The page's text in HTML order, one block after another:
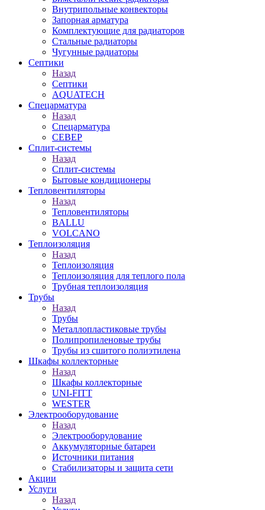
Внутрипольные конвекторы
Запорная арматура
Комплектующие для радиаторов
Стальные радиаторы
Чугунные радиаторы
Септики
Назад
Септики
AQUATECH
Спецарматура
Назад
Спецарматура
СЕВЕР
Сплит-системы
Назад
Сплит-системы
Бытовые кондиционеры
Тепловентиляторы
Назад
Тепловентиляторы
BALLU
VOLCANO
Теплоизоляция
Назад
Теплоизоляция
Теплоизоляция для теплого пола
Трубная теплоизоляция
Трубы
Назад
Трубы
Металлопластиковые трубы
Полипропиленовые трубы
Трубы из сшитого полиэтилена
Шкафы коллекторные
Назад
Шкафы коллекторные
UNI-FITT
WESTER
Электрооборудование
Назад
Электрооборудование
Аккумуляторные батареи
Источники питания
Стабилизаторы и защита сети
Акции
Услуги
Назад